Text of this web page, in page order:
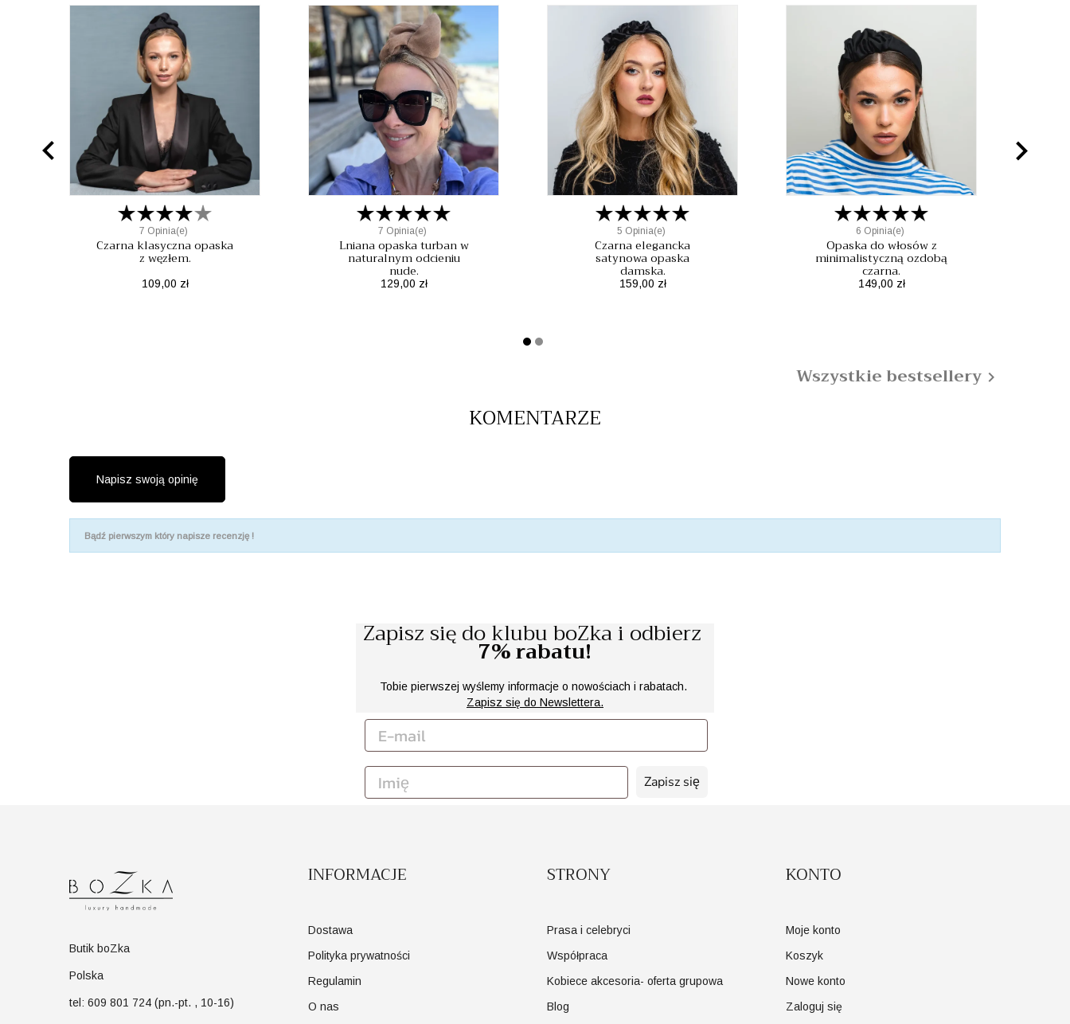
7 Opinia(e)
Czarna klasyczna opaska
z węzłem.
Cena
109,00 zł
7 Opinia(e)
Lniana opaska turban w
naturalnym odcieniu
nude.
Cena
129,00 zł
5 Opinia(e)
Czarna elegancka
satynowa opaska
damska.
Cena
159,00 zł
6 Opinia(e)
Opaska do włosów z
minimalistyczną ozdobą
czarna.
Cena
149,00 zł
 
Wszystkie bestsellery 
KOMENTARZE
Napisz swoją opinię
Bądź pierwszym który napisze recenzję !
Zapisz się do klubu boZka i odbierz
7% rabatu!
Tobie pierwszej wyślemy informacje o nowościach i rabatach.
Zapisz się do Newslettera.
Zapisz się
Butik boZka
Polska
tel: 609 801 724 (pn.-pt. , 10-16)
INFORMACJE
Dostawa
Polityka prywatności
Regulamin
O nas
STRONY
Prasa i celebryci
Współpraca
Kobiece akcesoria- oferta grupowa
Blog
KONTO
Moje konto
Koszyk
Nowe konto
Zaloguj się